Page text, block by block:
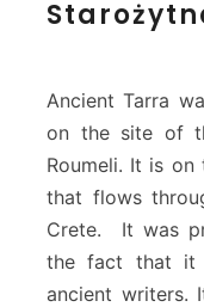
Ancient Tarra
on the site of
Roumeli. It is
that flows
Crete. It was
the fact that it
ancient writers.